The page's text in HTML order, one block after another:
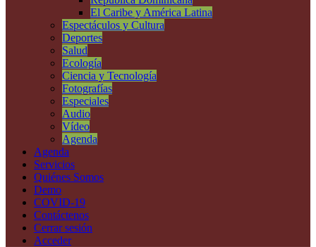
El Caribe y América Latina
Espectáculos y Cultura
Deportes
Salud
Ecología
Ciencia y Tecnología
Fotografías
Especiales
Audio
Vídeo
Agenda
Agenda
Servicios
Quiénes Somos
Demo
COVID-19
Contáctenos
Cerrar sesión
Acceder